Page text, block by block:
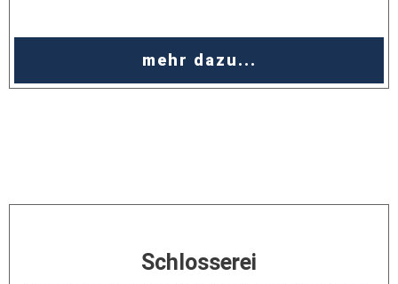
mehr dazu...
Schlosserei